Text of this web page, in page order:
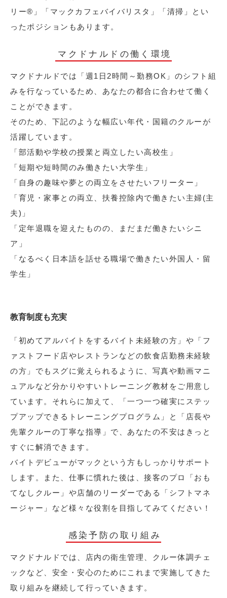
リー®︎」「マックカフェバイバリスタ」「清掃」とい
ったポジションもあります。
マクドナルドの働く環境
マクドナルドでは「週1日2時間～勤務OK」のシフト組
みを行なっているため、あなたの都合に合わせて働く
ことができます。
そのため、下記のような幅広い年代・国籍のクルーが
活躍しています。
「部活動や学校の授業と両立したい高校生」
「短期や短時間のみ働きたい大学生」
「自身の趣味や夢との両立をさせたいフリーター」
「育児・家事との両立、扶養控除内で働きたい主婦(主
夫)」
「定年退職を迎えたものの、まだまだ働きたいシニ
ア」
「なるべく日本語を話せる職場で働きたい外国人・留
学生」
教育制度も充実
「初めてアルバイトをするバイト未経験の方」や「フ
ァストフード店やレストランなどの飲食店勤務未経験
の方」でもスグに覚えられるように、写真や動画マニ
ュアルなど分かりやすいトレーニング教材をご用意し
ています。それらに加えて、「一つ一つ確実にステッ
プアップできるトレーニングプログラム」と「店長や
先輩クルーの丁寧な指導」で、あなたの不安はきっと
すぐに解消できます。
バイトデビューがマックという方もしっかりサポート
します。また、仕事に慣れた後は、接客のプロ「おも
てなしクルー」や店舗のリーダーである「シフトマネ
ージャー」など様々な役割を目指してみてください！
感染予防の取り組み
マクドナルドでは、店内の衛生管理、クルー体調チェ
ックなど、安全・安心のためにこれまで実施してきた
取り組みを継続して行っていきます。